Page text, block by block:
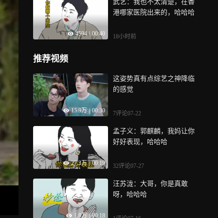
4594 | 00:40
武艺：我也不太清楚，在香
港哪家医院出来的，哈哈哈
18小时前
推荐视频
15.9万 | 00:30
这姿势真有点综艺之神降临
的感觉
7评论07-22
27.3万 | 00:19
孟子义：郭麒麟，我妈让你
好好表现，哈哈哈
32评论07-27
1.8万 | 00:18
汪苏泷：大哥，你是真敢
呀，哈哈哈